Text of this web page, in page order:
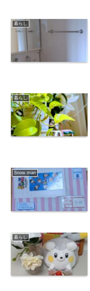
暮らし
暮らし
Snow man
暮らし